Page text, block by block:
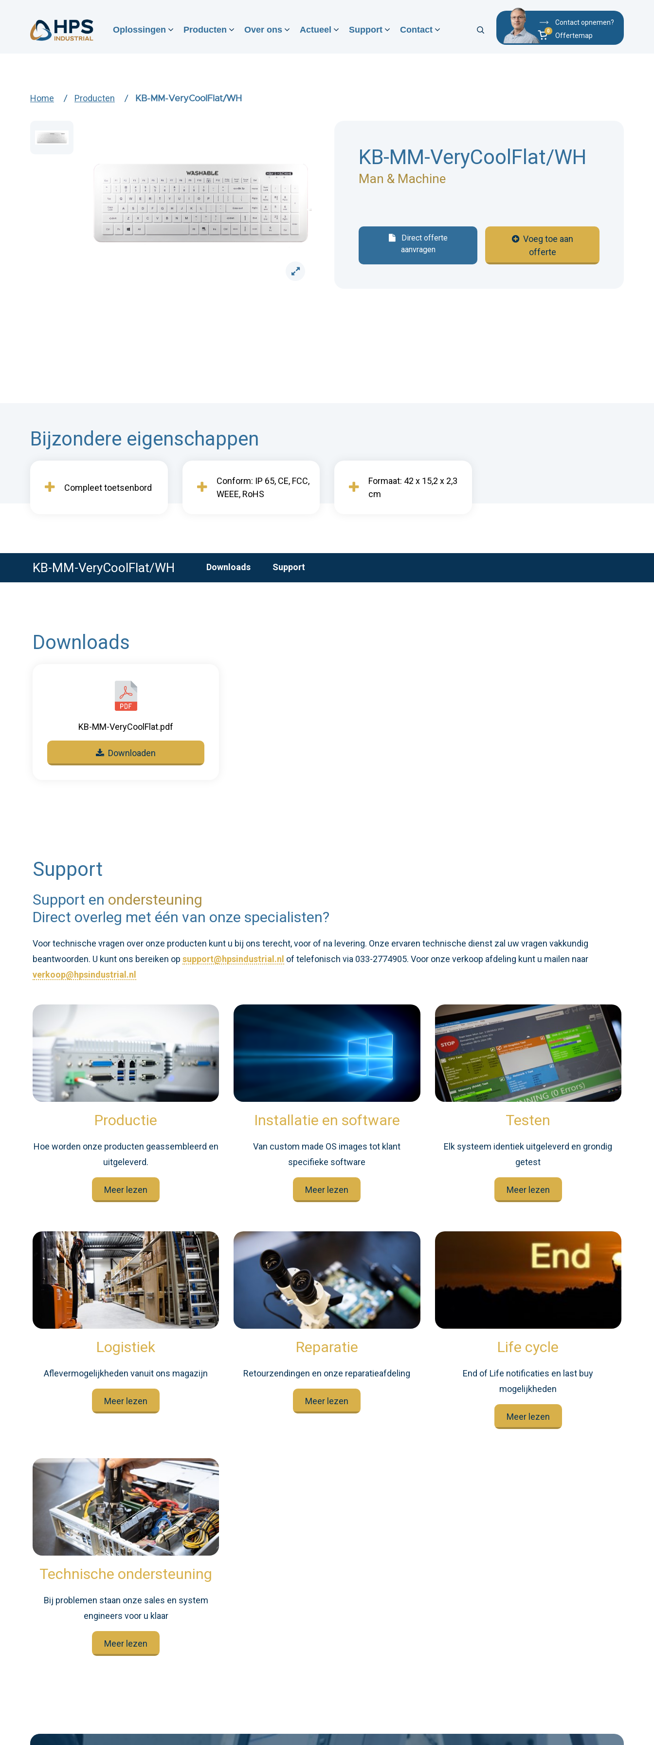
Oplossingen Producten Over ons Actueel Support Contact
Contact opnemen?
Offertemap
Home Producten KB-MM-VeryCoolFlat/WH
KB-MM-VeryCoolFlat/WH
Man & Machine
Direct offerte
aanvragen
Voeg toe aan
offerte
Bijzondere eigenschappen
Compleet toetsenbord
Conform: IP 65, CE, FCC,
WEEE, RoHS
Formaat: 42 x 15,2 x 2,3
cm
KB-MM-VeryCoolFlat/WH Downloads Support
Downloads
KB-MM-VeryCoolFlat.pdf
Downloaden
Support
Support en ondersteuning
Direct overleg met één van onze specialisten?
Voor technische vragen over onze producten kunt u bij ons terecht, voor of na levering. Onze ervaren technische dienst zal uw vragen vakkundig
beantwoorden. U kunt ons bereiken op support@hpsindustrial.nl of telefonisch via 033-2774905. Voor onze verkoop afdeling kunt u mailen naar
verkoop@hpsindustrial.nl
Productie
Hoe worden onze producten geassembleerd en
uitgeleverd.
Meer lezen
Installatie en software
Van custom made OS images tot klant
specifieke software
Meer lezen
Testen
Elk systeem identiek uitgeleverd en grondig
getest
Meer lezen
Logistiek
Aflevermogelijkheden vanuit ons magazijn
Meer lezen
Reparatie
Retourzendingen en onze reparatieafdeling
Meer lezen
Life cycle
End of Life notificaties en last buy
mogelijkheden
Meer lezen
Technische ondersteuning
Bij problemen staan onze sales en system
engineers voor u klaar
Meer lezen